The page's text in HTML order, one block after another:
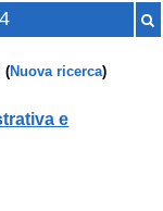
(Nuova ricerca)
e